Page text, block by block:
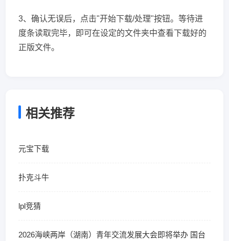
3、确认无误后，点击"开始下载/处理"按钮。等待进
度条读取完毕，即可在设定的文件夹中查看下载好的
正版文件。
相关推荐
元宝下载
扑克斗牛
lpl竞猜
2026海峡两岸（湖南）青年交流发展大会即将举办 国台